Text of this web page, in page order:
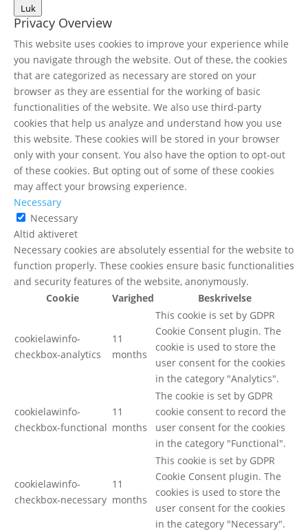
Luk
Privacy Overview
This website uses cookies to improve your experience while
you navigate through the website. Out of these, the cookies
that are categorized as necessary are stored on your
browser as they are essential for the working of basic
functionalities of the website. We also use third-party
cookies that help us analyze and understand how you use
this website. These cookies will be stored in your browser
only with your consent. You also have the option to opt-out
of these cookies. But opting out of some of these cookies
may affect your browsing experience.
Necessary
Necessary
Altid aktiveret
Necessary cookies are absolutely essential for the website to
function properly. These cookies ensure basic functionalities
and security features of the website, anonymously.
Cookie
Varighed Beskrivelse
cookielawinfo-
checkbox-analytics
11
months
This cookie is set by GDPR
Cookie Consent plugin. The
cookie is used to store the
user consent for the cookies
in the category "Analytics".
cookielawinfo-
checkbox-functional
11
months
The cookie is set by GDPR
cookie consent to record the
user consent for the cookies
in the category "Functional".
cookielawinfo-
checkbox-necessary
11
months
This cookie is set by GDPR
Cookie Consent plugin. The
cookies is used to store the
user consent for the cookies
in the category "Necessary".